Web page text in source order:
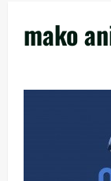
mako